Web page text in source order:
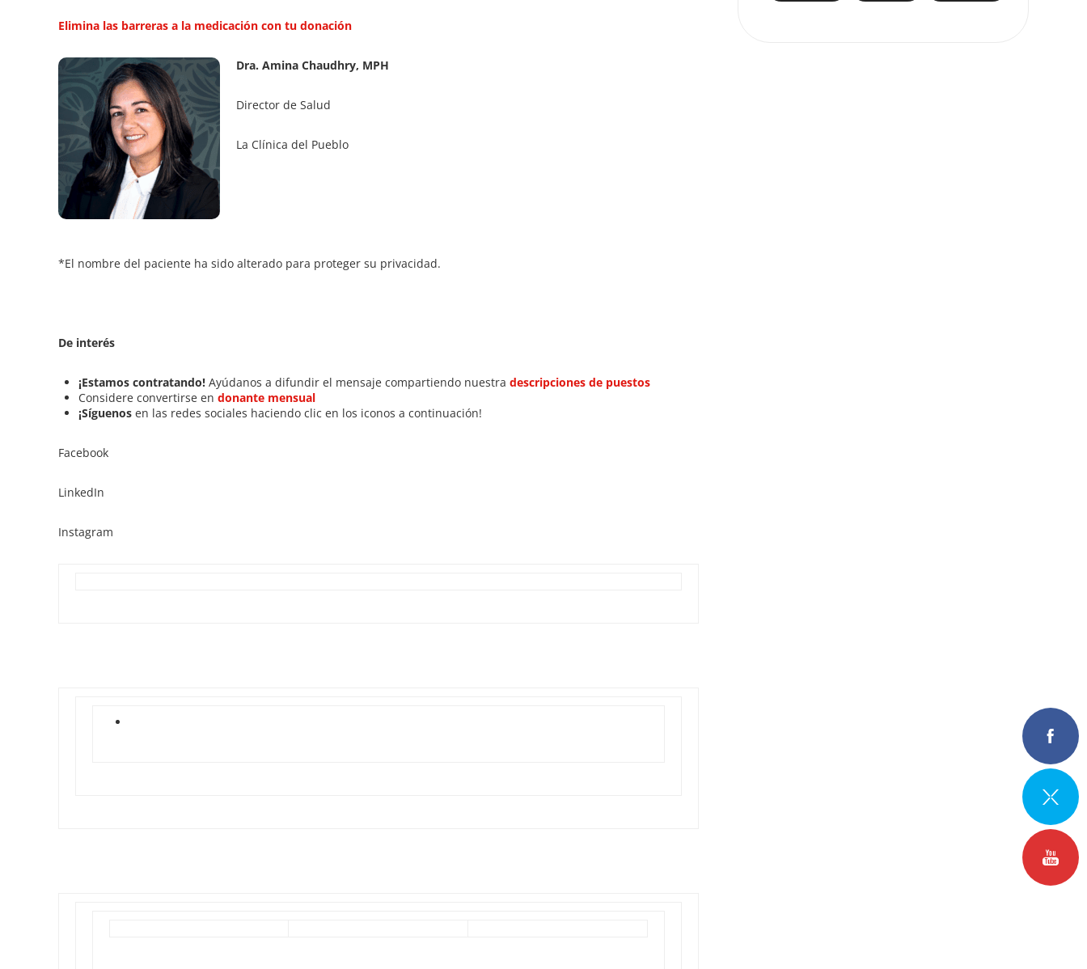
Elimina las barreras a la medicación con tu donación
Dra. Amina Chaudhry, MPH
Director de Salud
La Clínica del Pueblo
*El nombre del paciente ha sido alterado para proteger su privacidad.
De interés
¡Estamos contratando! Ayúdanos a difundir el mensaje compartiendo nuestra descripciones de puestos
Considere convertirse en donante mensual
¡Síguenos en las redes sociales haciendo clic en los iconos a continuación!
Facebook
LinkedIn
Instagram